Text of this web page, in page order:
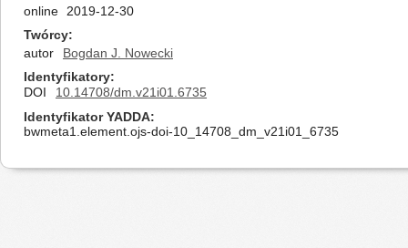
online
2019-12-30
Twórcy
autor
Bogdan J. Nowecki
Identyfikatory
DOI
10.14708/dm.v21i01.6735
Identyfikator YADDA
bwmeta1.element.ojs-doi-10_14708_dm_v21i01_6735